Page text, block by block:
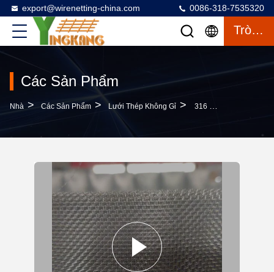
export@wirenetting-china.com 0086-318-7535320
Trò Chuyện
Các Sản Phẩm
Nhà > Các Sản Phẩm > Lưới Thép Không Gỉ > 316 Dây Lưới Thép Không Gỉ Vải Đơn Giản Cho Cách Ly Sân Thượng